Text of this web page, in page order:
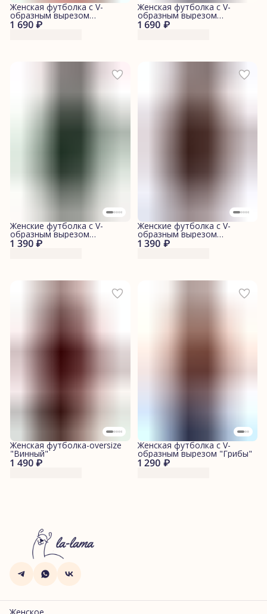
1 690 ₽
Женская футболка с V-
образным вырезом
"Леопарды" 1 690 ₽
Женская футболка с V-
образным вырезом
"Джинса"
1 390 ₽
Женские футболка с V-
образным вырезом
"Изумрудная" 1 390 ₽
Женские футболка с V-
образным вырезом
"Шоколадная"
1 490 ₽
Женская футболка-oversize
"Винный"
1 290 ₽
Женская футболка с V-
образным вырезом "Грибы"